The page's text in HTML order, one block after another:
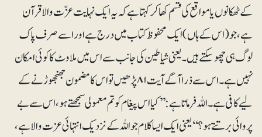
کے ٹھکانوں یا مواقع کی قسم کھا کر کہتا ہے کہ یہ ایک نہایت عزّت والا قرآن
ہے، جو (اس کے ہاں) ایک محفوظ کتاب میں درج ہے اور اسے صرف پاک
لوگ ہی چھو سکتے ہیں۔ یعنی شیاطین کی جانب سے اس میں ملاوٹ کا کوئی امکان
نہیں ہے۔ اس سے ذرا آگے آیت ۸۱ پڑھیں تو اس کا مضمون جھنجھوڑنے کے
لیے کافی ہے۔ اللہ فرماتا ہے: ’’کیا اس پیغام کو تم معمولی سمجھتے ہو، اس سے بے
پروائی برتتے ہو؟‘‘ یعنی ایک ایسا کلام جو اللہ کے نزدیک انتہائی عزت والا ہے،